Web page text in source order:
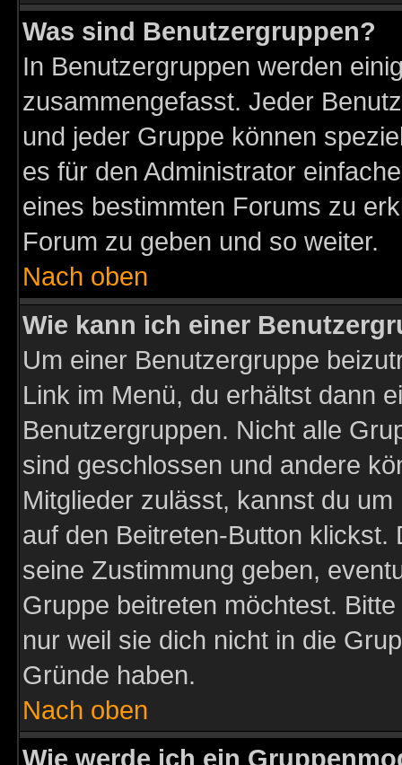
Was sind Benutzergruppen?
In Benutzergruppen werden
zusammengefasst. Jeder
und jeder Gruppe können
es für den Administrator
eines bestimmten Forums zu
Forum zu geben und so weiter.
Nach oben
Wie kann ich einer
Um einer Benutzergruppe
Link im Menü, du erhältst dann
Benutzergruppen. Nicht alle
sind geschlossen und andere
Mitglieder zulässt, kannst du
auf den Beitreten-Button
seine Zustimmung geben,
Gruppe beitreten möchtest.
nur weil sie dich nicht in die
Gründe haben.
Nach oben
Wie werde ich ein